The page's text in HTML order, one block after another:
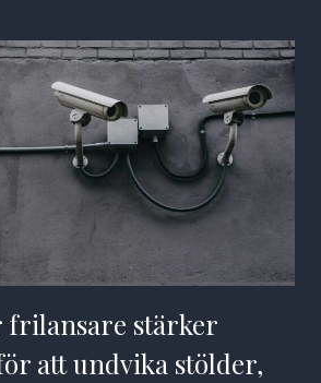
frilansare stärker
att undvika stölder,